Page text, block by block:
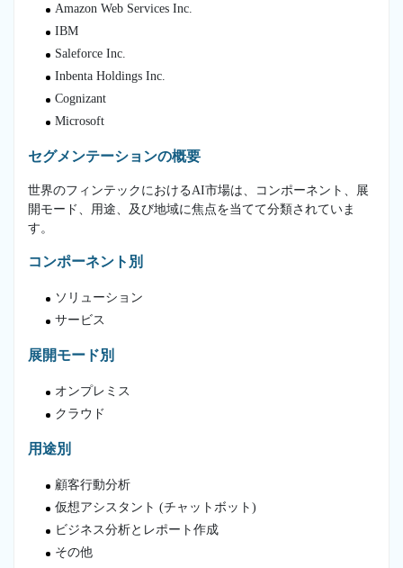
Amazon Web Services Inc.
IBM
Saleforce Inc.
Inbenta Holdings Inc.
Cognizant
Microsoft
セグメンテーションの概要
世界のフィンテックにおけるAI市場は、コンポーネント、展
開モード、用途、及び地域に焦点を当てて分類されていま
す。
コンポーネント別
ソリューション
サービス
展開モード別
オンプレミス
クラウド
用途別
顧客行動分析
仮想アシスタント (チャットボット)
ビジネス分析とレポート作成
その他